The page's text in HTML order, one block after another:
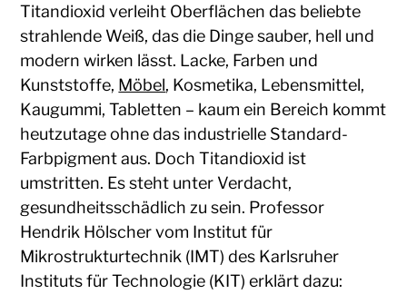
Titandioxid verleiht Oberflächen das beliebte
strahlende Weiß, das die Dinge sauber, hell und
modern wirken lässt. Lacke, Farben und
Kunststoffe, Möbel, Kosmetika, Lebensmittel,
Kaugummi, Tabletten – kaum ein Bereich kommt
heutzutage ohne das industrielle Standard-
Farbpigment aus. Doch Titandioxid ist
umstritten. Es steht unter Verdacht,
gesundheitsschädlich zu sein. Professor
Hendrik Hölscher vom Institut für
Mikrostrukturtechnik (IMT) des Karlsruher
Instituts für Technologie (KIT) erklärt dazu: